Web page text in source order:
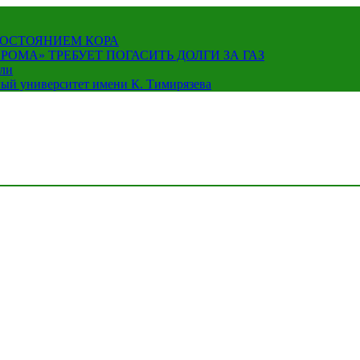
КОРА
ТРЕБУЕТ ПОГАСИТЬ ДОЛГИ ЗА ГАЗ
университет имени К. Тимирязева